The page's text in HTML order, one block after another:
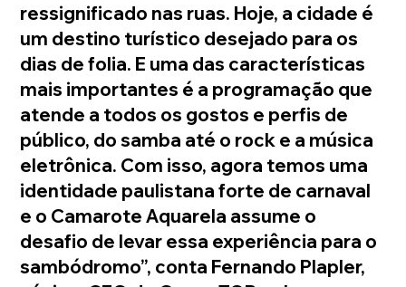
ressignificado nas ruas. Hoje, a cidade é
um destino turístico desejado para os
dias de folia. E uma das características
mais importantes é a programação que
atende a todos os gostos e perfis de
público, do samba até o rock e a música
eletrônica. Com isso, agora temos uma
identidade paulistana forte de carnaval
e o Camarote Aquarela assume o
desafio de levar essa experiência para o
sambódromo”, conta Fernando Plapler,